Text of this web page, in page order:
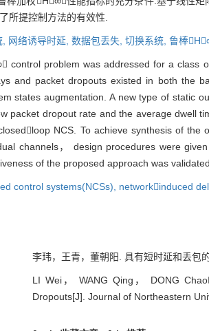
所提控制方法的有效性.
, 网络诱导时延, 数据包丢失, 切换系统, 鲁棒
control problem was addressed for a class
and packet dropouts existed in both the
states augmentation. A new type of static
packet dropout rate and the average dwell
NCS. To achieve synthesis of
channels， design procedures were
of the proposed approach was
control systems(NCSs), networkinduced
李玮，王青，董朝阳. 具有短时延和丢包
LI Wei， WANG Qing， DONG
Dropouts[J]. Journal of Northeastern